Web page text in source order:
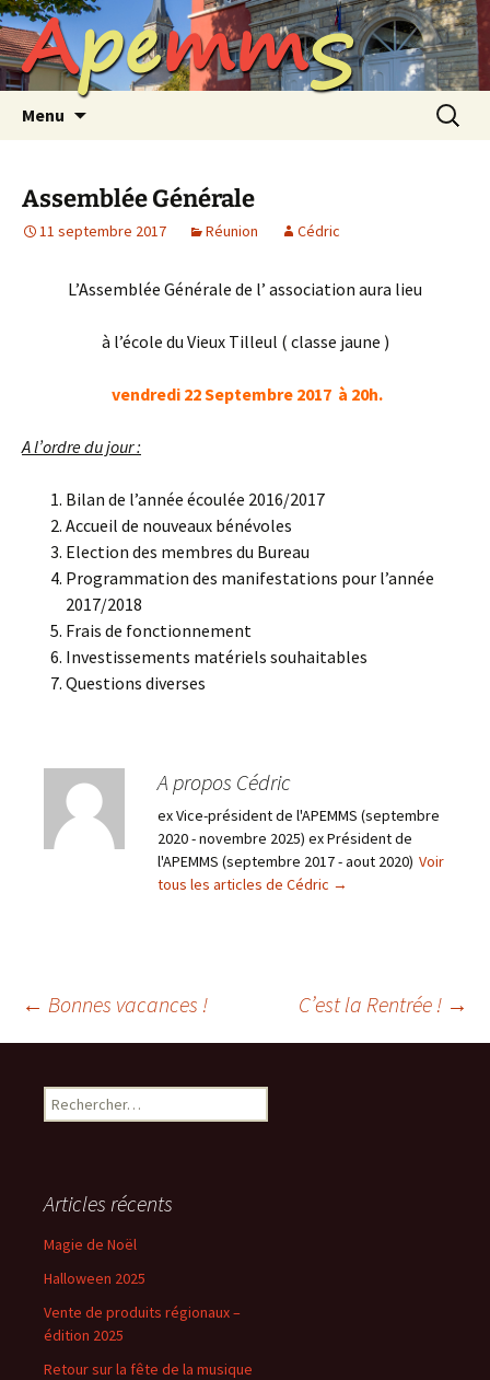
Aller
au
contenu
ApemmS
Menu
Assemblée Générale
11 septembre 2017 Réunion Cédric
L’Assemblée Générale de l’ association aura lieu
à l’école du Vieux Tilleul ( classe jaune )
vendredi 22 Septembre 2017 à 20h.
A l’ordre du jour :
Bilan de l’année écoulée 2016/2017
Accueil de nouveaux bénévoles
Election des membres du Bureau
Programmation des manifestations pour l’année
2017/2018
Frais de fonctionnement
Investissements matériels souhaitables
Questions diverses
A propos Cédric
ex Vice-président de l'APEMMS (septembre
2020 - novembre 2025) ex Président de
l'APEMMS (septembre 2017 - aout 2020) Voir
tous les articles de Cédric →
Navigation
des
← Bonnes vacances ! C’est la Rentrée ! →
Rechercher :
Articles récents
Magie de Noël
Halloween 2025
Vente de produits régionaux –
édition 2025
Retour sur la fête de la musique